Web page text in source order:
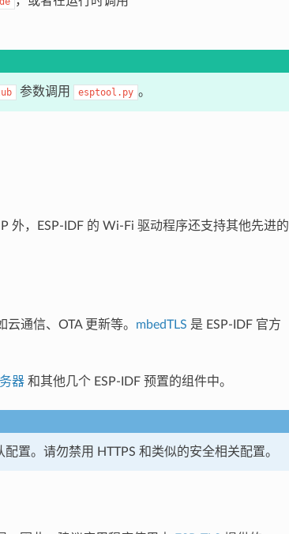
参数调用 esptool.py 。
外，ESP-IDF 的 Wi-Fi 驱动程序还支持其他先进的
通信、OTA 更新等。 mbedTLS 是 ESP-IDF 官方
器和其他几个 ESP-IDF 预置的组件中。
置。请勿禁用 HTTPS 和类似的安全相关配置。